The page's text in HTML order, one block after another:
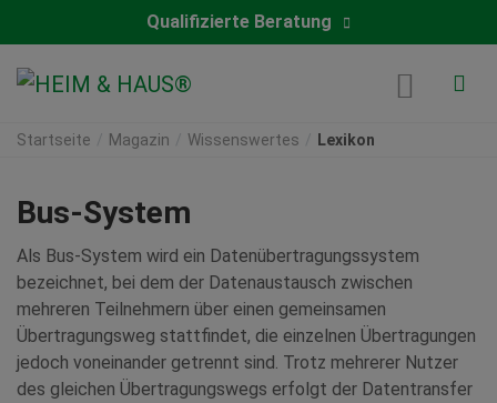
Qualifizierte Beratung
Startseite Magazin Wissenswertes Lexikon
Bus-System
Als Bus-System wird ein Datenübertragungssystem
bezeichnet, bei dem der Datenaustausch zwischen
mehreren Teilnehmern über einen gemeinsamen
Übertragungsweg stattfindet, die einzelnen Übertragungen
jedoch voneinander getrennt sind. Trotz mehrerer Nutzer
des gleichen Übertragungswegs erfolgt der Datentransfer